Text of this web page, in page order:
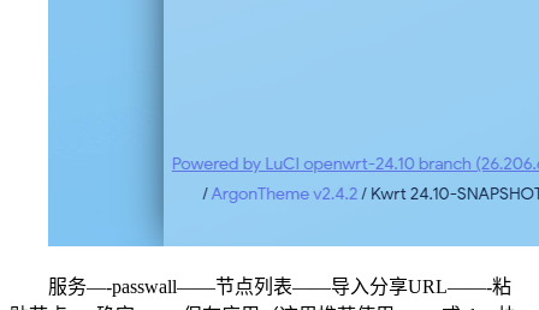
服务—-passwall——节点列表——导入分享URL——-粘